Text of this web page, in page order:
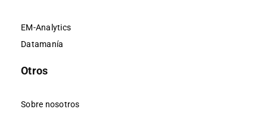
EM-Analytics
Datamanía
Otros
Sobre nosotros